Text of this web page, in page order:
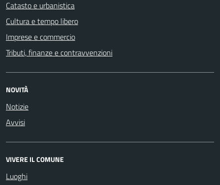
Catasto e urbanistica
Cultura e tempo libero
Imprese e commercio
Tributi, finanze e contravvenzioni
NOVITÀ
Notizie
Avvisi
VIVERE IL COMUNE
Luoghi